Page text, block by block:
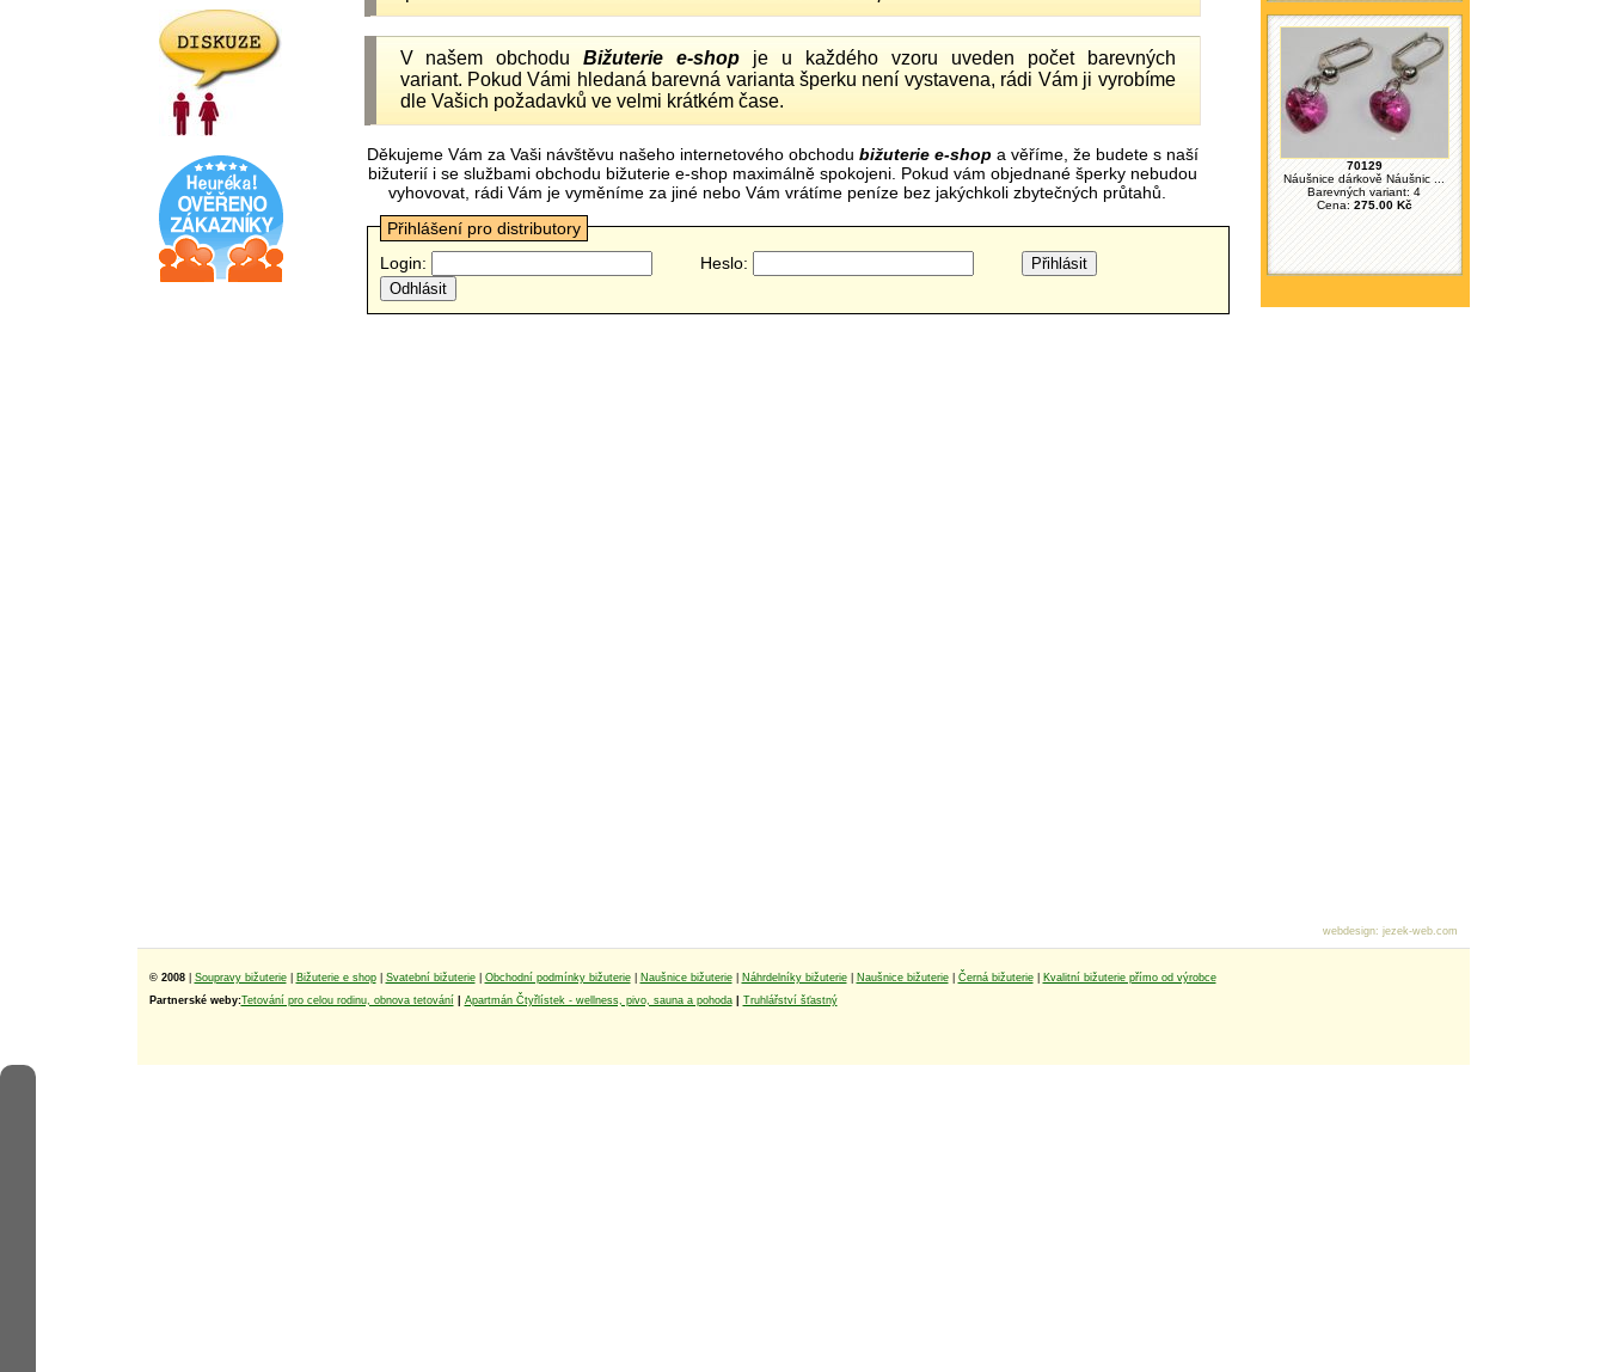
70129
Náušnice dárkově Náušnic ...
Barevných variant: 4
Cena: 275.00 Kč
V našem obchoduBižuterie e-shop je u každého vzoru uveden počet barevných
variant. Pokud Vámi hledaná barevná varianta šperku není vystavena, rádi Vám ji vyrobíme
dle Vašich požadavků ve velmi krátkém čase.
Děkujeme Vám za Vaši návštěvu našeho internetového obchodu bižuterie e-shop a věříme, že budete s naší
bižuterií i se službami obchodu bižuterie e-shop maximálně spokojeni. Pokud vám objednané šperky nebudou
vyhovovat, rádi Vám je vyměníme za jiné nebo Vám vrátíme peníze bez jakýchkoli zbytečných průtahů.
Přihlášení pro distributory
Login:
Heslo:
© 2008 Soupravy bižuterie| Bižuterie e shop| Svatební bižuterie| Obchodní podmínky bižuterie| Naušnice bižuterie| Náhrdelníky bižuterie| Naušnice bižuterie| Černá bižuterie|
Kvalitní bižuterie přímo od výrobce
Partnerské weby:Tetování pro celou rodinu, obnova tetování Apartmán Čtyřlístek - wellness, pivo, sauna a pohoda| Truhlářství šťastný
webdesign: jezek-web.com